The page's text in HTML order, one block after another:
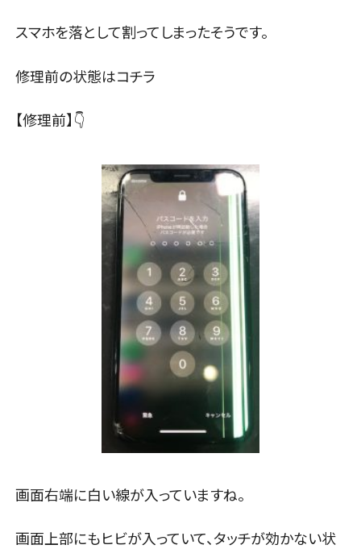
スマホを落として割ってしまったそうです。
修理前の状態はコチラ
【修理前】👇
画面右端に白い線が入っていますね。
画面上部にもヒビが入っていて、タッチが効かない状